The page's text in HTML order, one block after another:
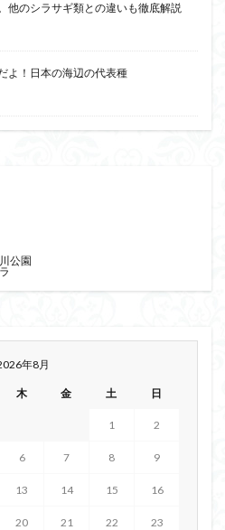
他のシラサギ類との違いも徹底解説
よ！日本の海辺の代表種
公園
年8月
木 金 土 日
1 2
6 7 8 9
13 14 15 16
20 21 22 23